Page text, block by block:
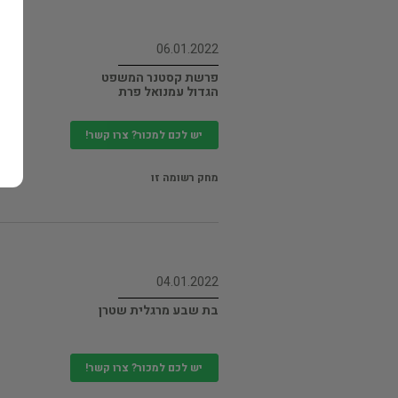
06.01.2022
פרשת קסטנר המשפט
הגדול עמנואל פרת
יש לכם למכור? צרו קשר!
מחק רשומה זו
04.01.2022
בת שבע מרגלית שטרן
יש לכם למכור? צרו קשר!